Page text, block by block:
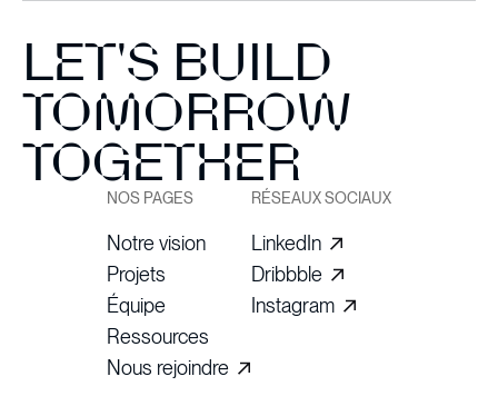
LET'S BUILD
TOMORROW
TOGETHER
NOS PAGES
Notre vision
Projets
Équipe
Ressources
Nous rejoindre
RÉSEAUX SOCIAUX
LinkedIn
Dribbble
Instagram